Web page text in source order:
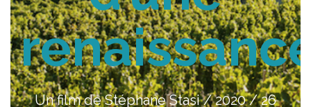
Un film de Stéphane Stasi / 2020 / 26